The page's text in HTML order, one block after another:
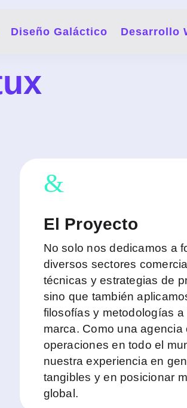
Diseño Galáctico Desarrollo
&
El Proyecto
No solo nos dedicamos a
diversos sectores
técnicas y estrategias de
sino que también
filosofías y metodologías
marca. Como una agencia
operaciones en todo el
nuestra experiencia en
tangibles y en posicionar
global.